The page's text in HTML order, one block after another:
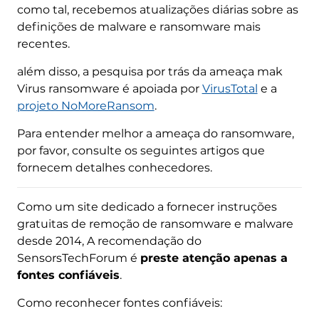
como tal, recebemos atualizações diárias sobre as
definições de malware e ransomware mais
recentes.
além disso, a pesquisa por trás da ameaça mak
Virus ransomware é apoiada por VirusTotal e a
projeto NoMoreRansom.
Para entender melhor a ameaça do ransomware,
por favor, consulte os seguintes artigos que
fornecem detalhes conhecedores.
Como um site dedicado a fornecer instruções
gratuitas de remoção de ransomware e malware
desde 2014, A recomendação do
SensorsTechForum é preste atenção apenas a
fontes confiáveis.
Como reconhecer fontes confiáveis: